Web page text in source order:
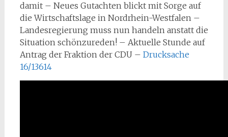
damit – Neues Gutachten blickt mit Sorge auf
die Wirtschaftslage in Nordrhein-Westfalen –
Landesregierung muss nun handeln anstatt die
Situation schönzureden! – Aktuelle Stunde auf
Antrag der Fraktion der CDU – Drucksache
16/13614